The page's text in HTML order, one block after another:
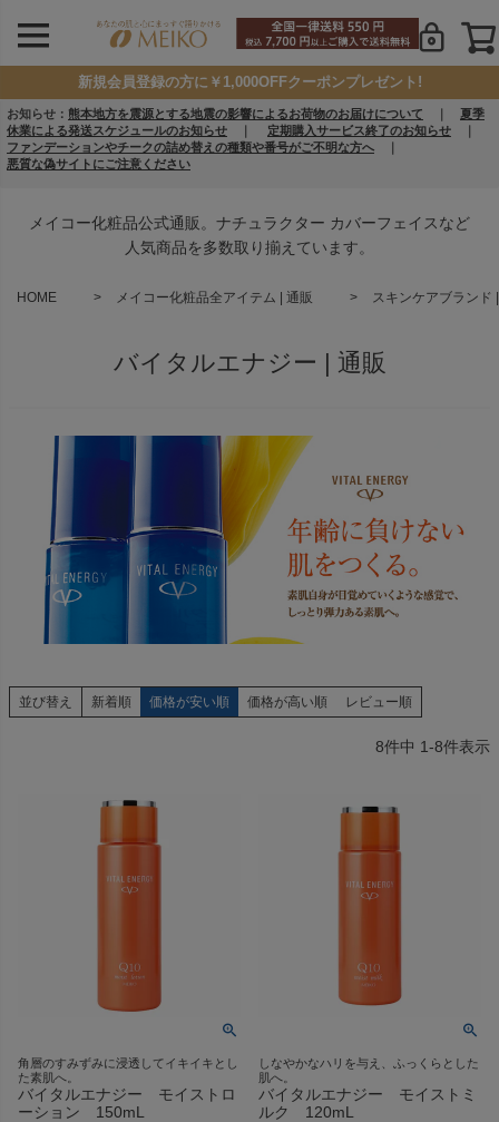
新規会員登録の方に￥1,000OFFクーポンプレゼント!
お知らせ： 熊本地方を震源とする地震の影響によるお荷物のお届けについて
夏季
休業による発送スケジュールのお知らせ
定期購入サービス終了のお知らせ
ファンデーションやチークの詰め替えの種類や番号がご不明な方へ
悪質な偽サイトにご注意ください
メイコー化粧品公式通販。ナチュラクター カバーフェイスなど
人気商品を多数取り揃えています。
HOME メイコー化粧品全アイテム | 通販 スキンケアブランド
バイタルエナジー | 通販
並び替え 新着順 価格が安い順 価格が高い順 レビュー順
8件中 1-8件表示
角層のすみずみに浸透してイキイキとし
た素肌へ。
バイタルエナジー モイストロ
ーション 150mL
しなやかなハリを与え、ふっくらとした
肌へ。
バイタルエナジー モイストミ
ルク 120mL